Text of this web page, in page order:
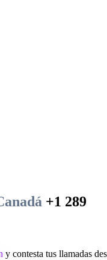
+1 289
y contesta tus llamadas